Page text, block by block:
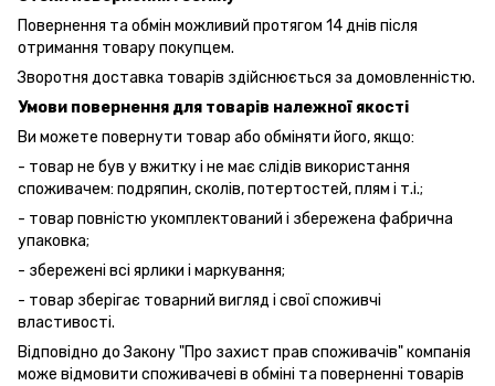
Повернення та обмін можливий протягом 14 днів після
отримання товару покупцем.
Зворотня доставка товарів здійснюється за домовленністю.
Умови повернення для товарів належної якості
Ви можете повернути товар або обміняти його, якщо:
- товар не був у вжитку і не має слідів використання
споживачем: подряпин, сколів, потертостей, плям і т.і.;
- товар повністю укомплектований і збережена фабрична
упаковка;
- збережені всі ярлики і маркування;
- товар зберігає товарний вигляд і свої споживчі
властивості.
Відповідно до Закону "Про захист прав споживачів" компанія
може відмовити споживачеві в обміні та поверненні товарів